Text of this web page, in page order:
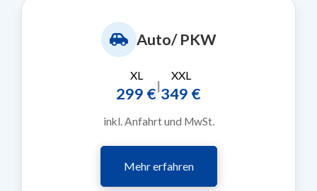
Auto/ PKW
XL
299 €|
XXL
349 €
inkl. Anfahrt und MwSt.
Mehr erfahren